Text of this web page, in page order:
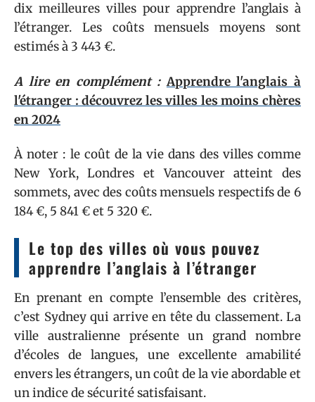
dix meilleures villes pour apprendre l’anglais à
l’étranger. Les coûts mensuels moyens sont
estimés à 3 443 €.
A lire en complément : Apprendre l'anglais à
l'étranger : découvrez les villes les moins chères
en 2024
À noter : le coût de la vie dans des villes comme
New York, Londres et Vancouver atteint des
sommets, avec des coûts mensuels respectifs de 6
184 €, 5 841 € et 5 320 €.
Le top des villes où vous pouvez
apprendre l’anglais à l’étranger
En prenant en compte l’ensemble des critères,
c’est Sydney qui arrive en tête du classement. La
ville australienne présente un grand nombre
d’écoles de langues, une excellente amabilité
envers les étrangers, un coût de la vie abordable et
un indice de sécurité satisfaisant.